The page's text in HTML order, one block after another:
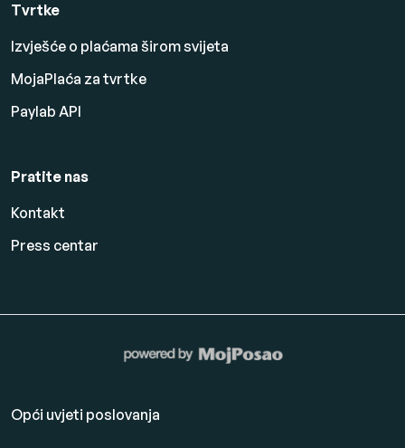
Tvrtke
Izvješće o plaćama širom svijeta
MojaPlaća za tvrtke
Paylab API
Pratite nas
Kontakt
Press centar
Opći uvjeti poslovanja